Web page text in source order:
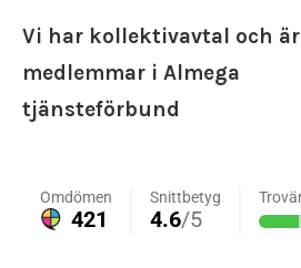
Vi har kollektivavtal och är
medlemmar i Almega
tjänsteförbund